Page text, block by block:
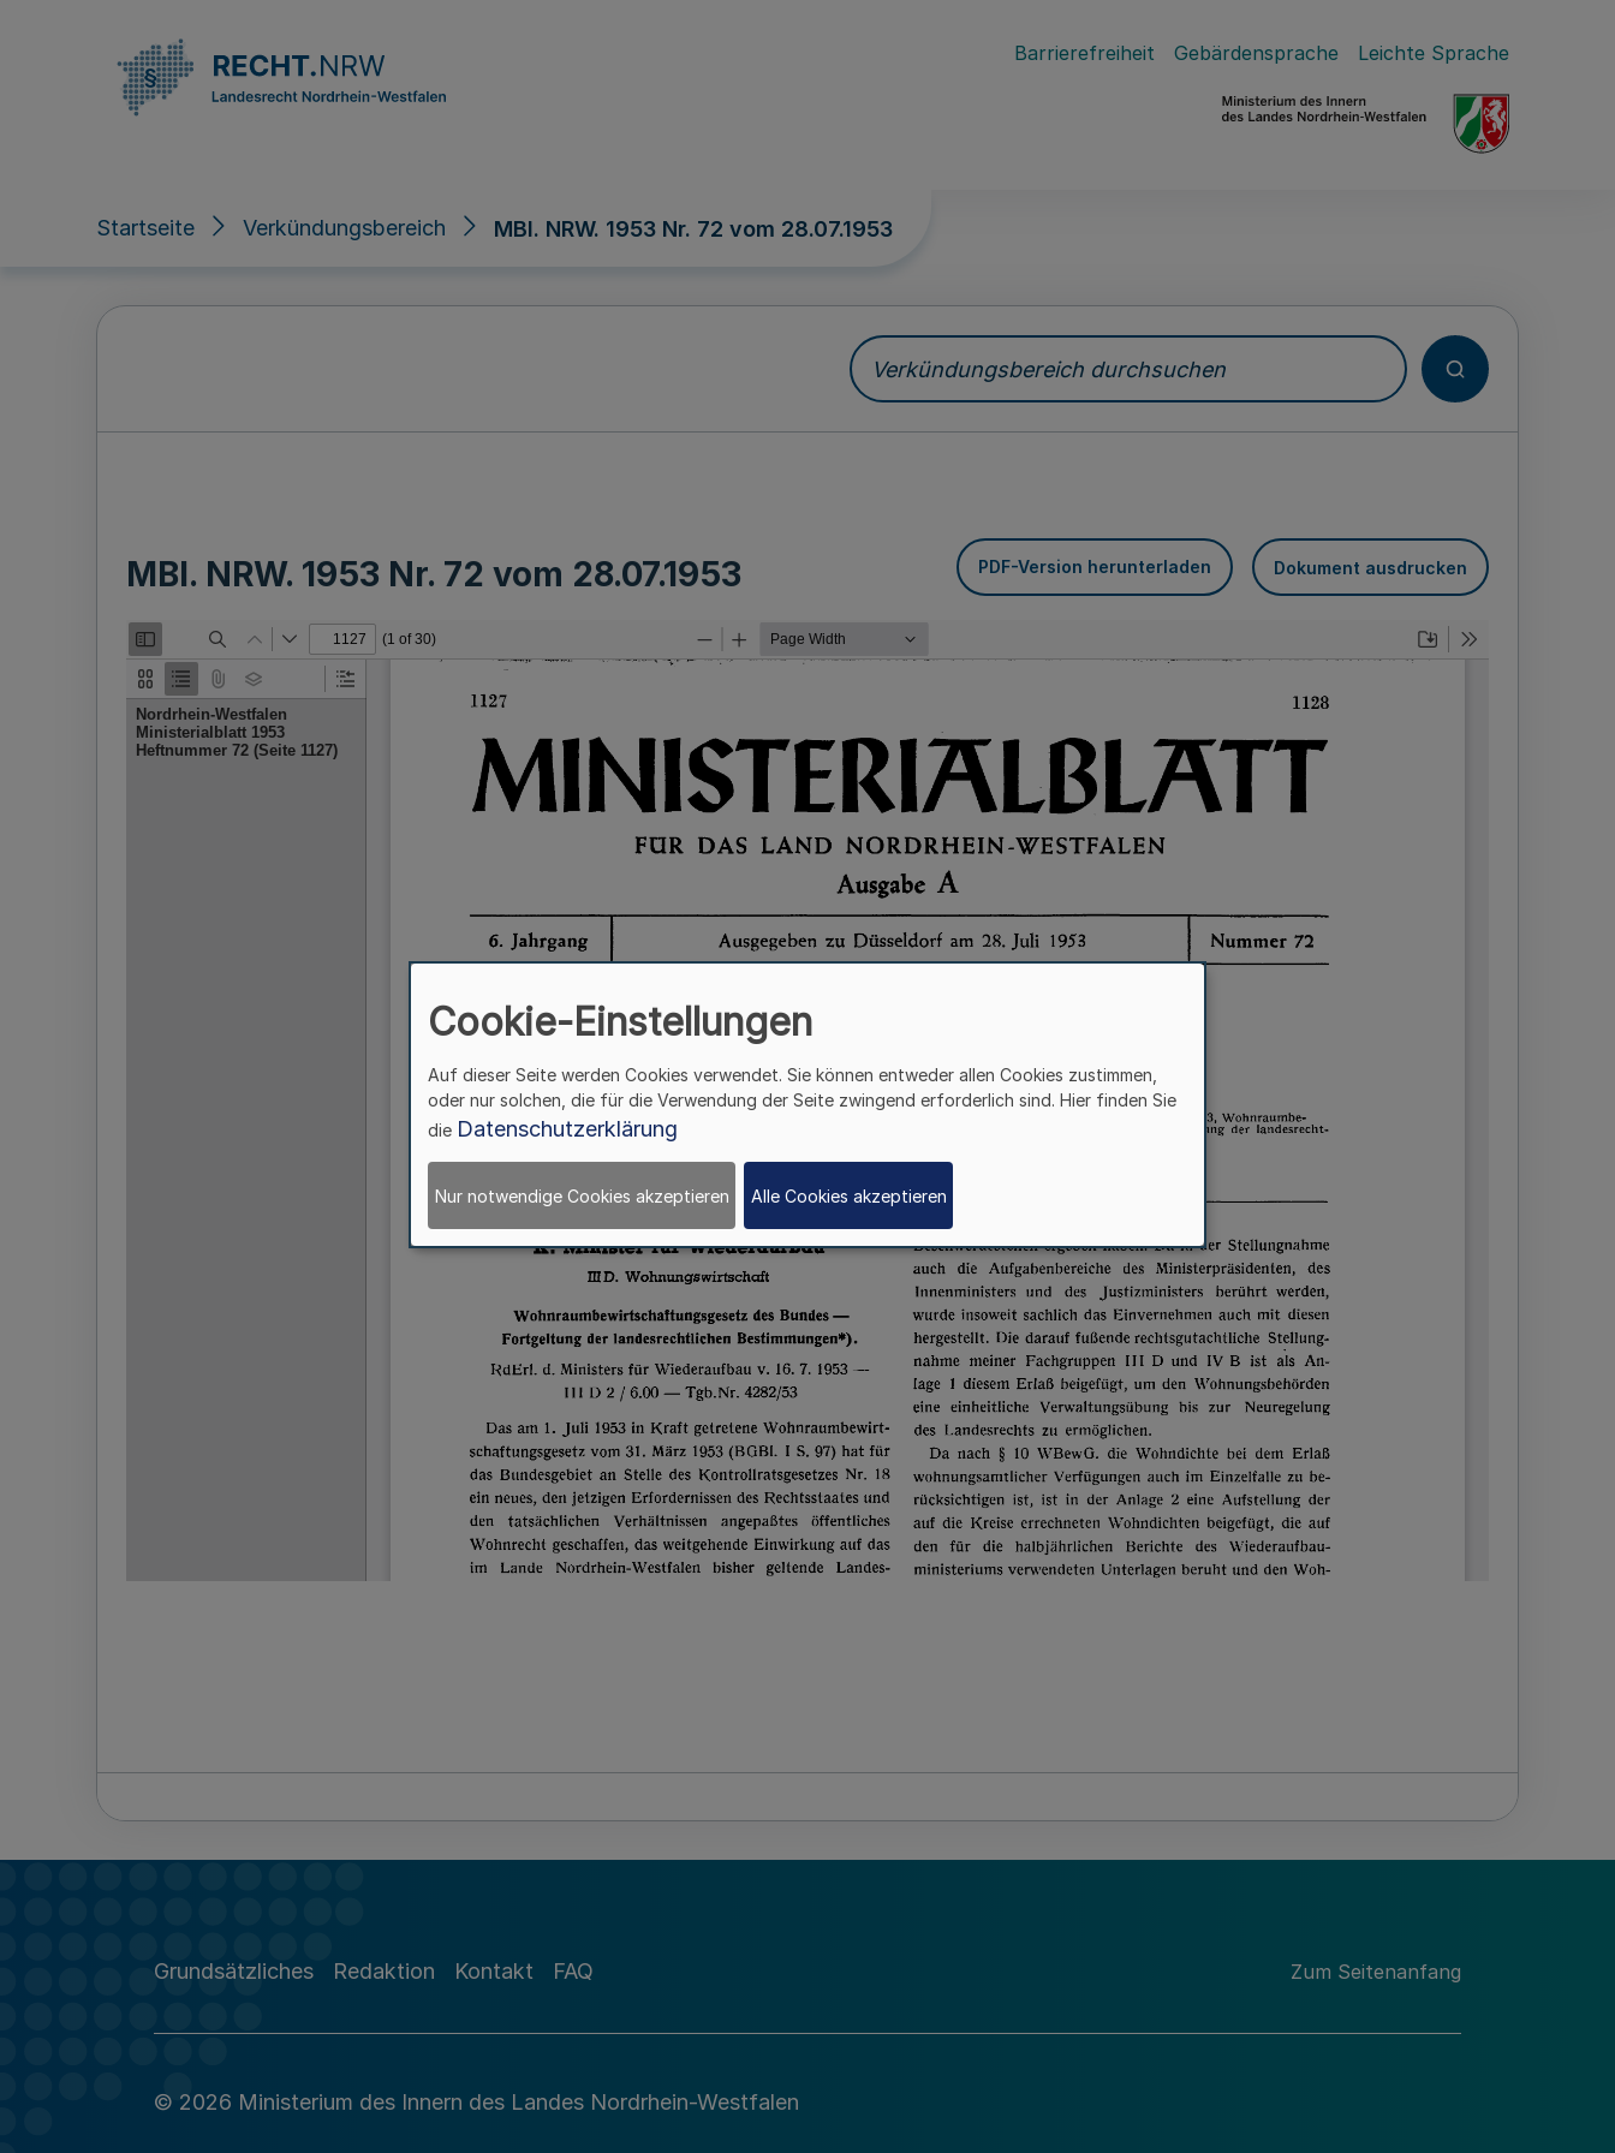
Barrierefreiheit Gebärdensprache Leichte Sprache
Startseite Verkündungsbereich MBl. NRW. 1953 Nr. 72 vom 28.07.1953
Verkündungsbereich durchsuchen
MBl. NRW. 1953 Nr. 72 vom 28.07.1953 PDF-Version herunterladen Dokument ausdrucken
Grundsätzliches Redaktion Kontakt FAQ Zum Seitenanfang
© 2026 Ministerium des Innern des Landes Nordrhein-Westfalen
Cookie-Einstellungen
Auf dieser Seite werden Cookies verwendet. Sie können entweder allen Cookies zustimmen,
oder nur solchen, die für die Verwendung der Seite zwingend erforderlich sind. Hier finden Sie
die Datenschutzerklärung
Nur notwendige Cookies akzeptieren Alle Cookies akzeptieren